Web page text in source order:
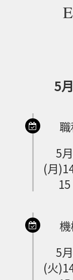
5
5
(月
5
(火